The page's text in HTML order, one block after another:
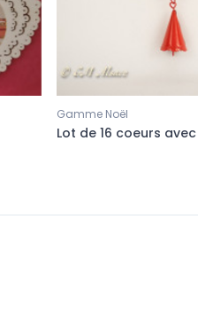
Gamme Noël
Lot de 16 coeurs